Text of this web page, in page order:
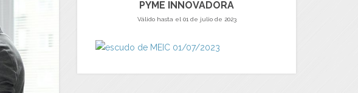
PYME INNOVADORA
Válido hasta el 01 de julio de 2023